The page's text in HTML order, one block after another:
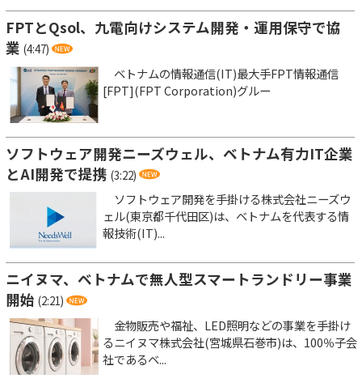
FPTとQsol、九電向けシステム開発・運用保守で協
業 (4:47)
ベトナムの情報通信(IT)最大手FPT情報通信
[FPT](FPT Corporation)グルー
ソフトウェア開発ニーズウェル、ベトナム有力IT企業
とAI開発で提携 (3:22)
ソフトウェア開発を手掛ける株式会社ニーズウ
ェル(東京都千代田区)は、ベトナムを代表する情
報技術(IT)...
ニイヌマ、ベトナムで無人型スマートランドリー事業
開始 (2:21)
金物販売や福祉、LED照明などの事業を手掛け
るニイヌマ株式会社(宮城県石巻市)は、100％子会
社であるベ...